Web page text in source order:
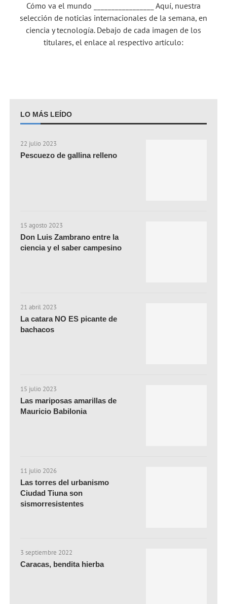
Cómo va el mundo _________________ Aquí, nuestra
selección de noticias internacionales de la semana, en
ciencia y tecnología. Debajo de cada imagen de los
titulares, el enlace al respectivo artículo:
LO MÁS LEÍDO
22 julio 2023
Pescuezo de gallina relleno
15 agosto 2023
Don Luis Zambrano entre la
ciencia y el saber campesino
21 abril 2023
La catara NO ES picante de
bachacos
15 julio 2023
Las mariposas amarillas de
Mauricio Babilonia
11 julio 2026
Las torres del urbanismo
Ciudad Tiuna son
sismorresistentes
3 septiembre 2022
Caracas, bendita hierba